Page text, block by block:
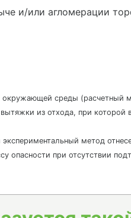
и/или агломерации
окружающей среды (расчетный
из отхода, при
метод
опасности при отсутствии